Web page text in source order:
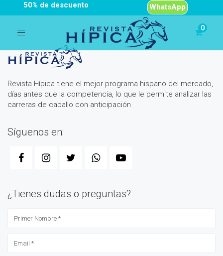
50% de descuento WhatsApp
Toggle
Programa hípico Bronce en Arapahoe el día 07/08/2026
Revista Hípica tiene el mejor programa hispano del mercado,
días antes que la competencia, lo que le permite analizar las
carreras de caballo con anticipación
Síguenos en:
¿Tienes dudas o preguntas?